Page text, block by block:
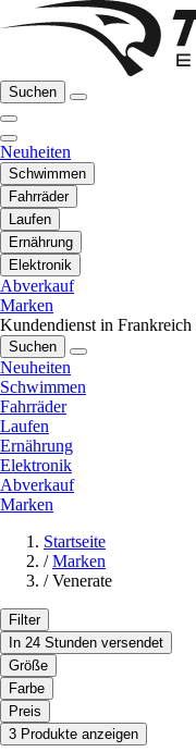
Suchen
Neuheiten
Schwimmen
Fahrräder
Laufen
Ernährung
Elektronik
Abverkauf
Marken
Kundendienst in Frankreich
Suchen
Neuheiten
Schwimmen
Fahrräder
Laufen
Ernährung
Elektronik
Abverkauf
Marken
Startseite
/ Marken
/ Venerate
Filter
In 24 Stunden versendet
Größe
Farbe
Preis
3 Produkte anzeigen